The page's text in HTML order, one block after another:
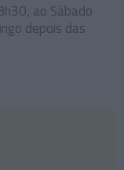
ao Sábado
depois das